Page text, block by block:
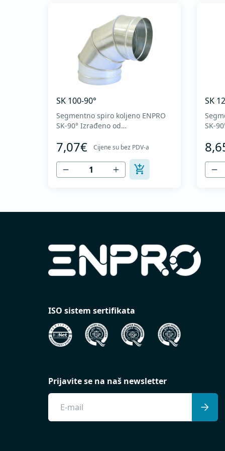
SK 100-90°
Segmentno spiro koljeno ENPRO
SK-90° Izrađeno od
lima DX51D + Z275 za hladno
oblikovanje. U skladu sa
standardima MEST EN 1506 I
MEST EN 12237.
7,07€ Cijene su bez PDV-a
SK
SK-90°
lima
ISO sistem sertifikata
Prijavite se na naš newsletter